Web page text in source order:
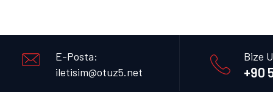
E-Posta:
iletisim@otuz5.net
Bize
+90